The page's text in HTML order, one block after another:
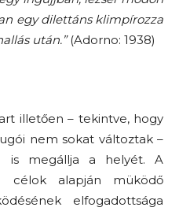
egy dilettáns klimpírozza
után.” (Adorno: 1938)
illetően – tekintve, hogy
nem sokat változtak –
is megállja a helyét. A
célok alapján müködő
elfogadottsága